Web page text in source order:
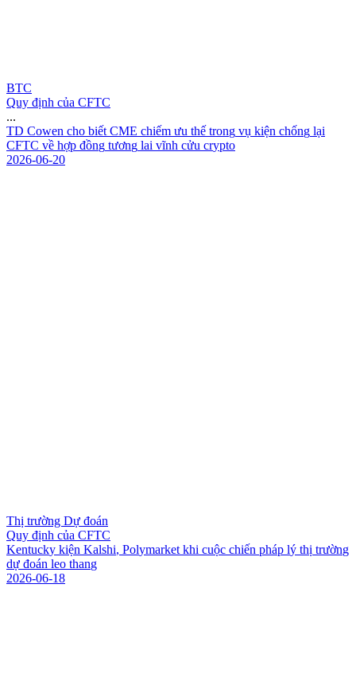
BTC
Quy định của CFTC
...
TD Cowen cho biết CME chiếm ưu thế trong vụ kiện chống lại
CFTC về hợp đồng tương lai vĩnh cửu crypto
2026-06-20
Thị trường Dự đoán
Quy định của CFTC
Kentucky kiện Kalshi, Polymarket khi cuộc chiến pháp lý thị trường
dự đoán leo thang
2026-06-18